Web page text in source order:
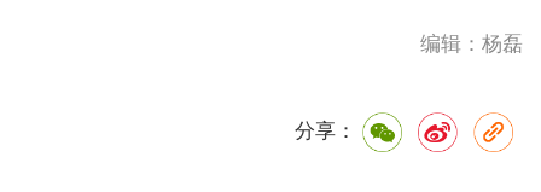
编辑：杨磊
分享：